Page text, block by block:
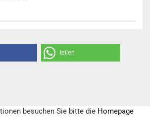
teilen
besuchen Sie bitte die Homepage